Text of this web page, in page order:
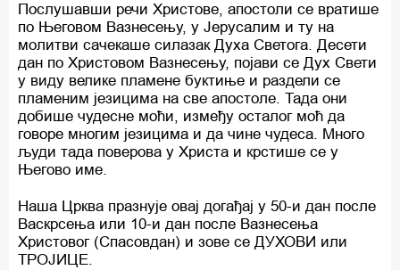
Послушавши речи Христове, апостоли се вратише
по Његовом Вазнесењу, у Јерусалим и ту на
молитви сачекаше силазак Духа Светога. Десети
дан по Христовом Вазнесењу, појави се Дух Свети
у виду велике пламене буктиње и раздели се
пламеним језицима на све апостоле. Тада они
добише чудесне моћи, између осталог моћ да
говоре многим језицима и да чине чудеса. Много
људи тада поверова у Христа и крстише се у
Његово име.
Наша Црква празнује овај догађај у 50-и дан после
Васкрсења или 10-и дан после Вазнесења
Христовог (Спасовдан) и зове се ДУХОВИ или
ТРОЈИЦЕ.